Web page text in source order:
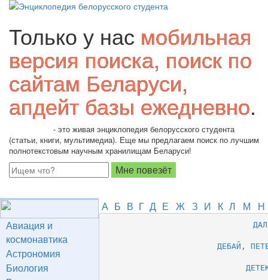
Только у нас мобильная
версия поиска, поиск по
сайтам Беларуси,
апдейт базы ежедневно.
- это живая энциклопедия белорусского студента
(статьи, книги, мультимедиа). Еще мы предлагаем поиск по лучшим
полнотекстовым научным хранилищам Беларуси!
Авиация и
космонавтика
Астрономия
Биология
А Б В Г Д Е Ж З И К Л М Н
ДЕБАЙ,